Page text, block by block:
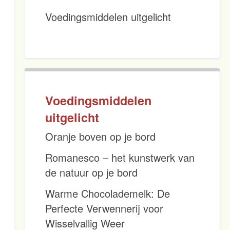
Voedingsmiddelen uitgelicht
Voedingsmiddelen
uitgelicht
Oranje boven op je bord
Romanesco – het kunstwerk van
de natuur op je bord
Warme Chocolademelk: De
Perfecte Verwennerij voor
Wisselvallig Weer